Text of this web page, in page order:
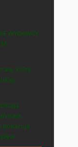
WYDAWCY
które
pokazują